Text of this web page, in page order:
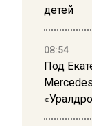
детей
08:54
Под